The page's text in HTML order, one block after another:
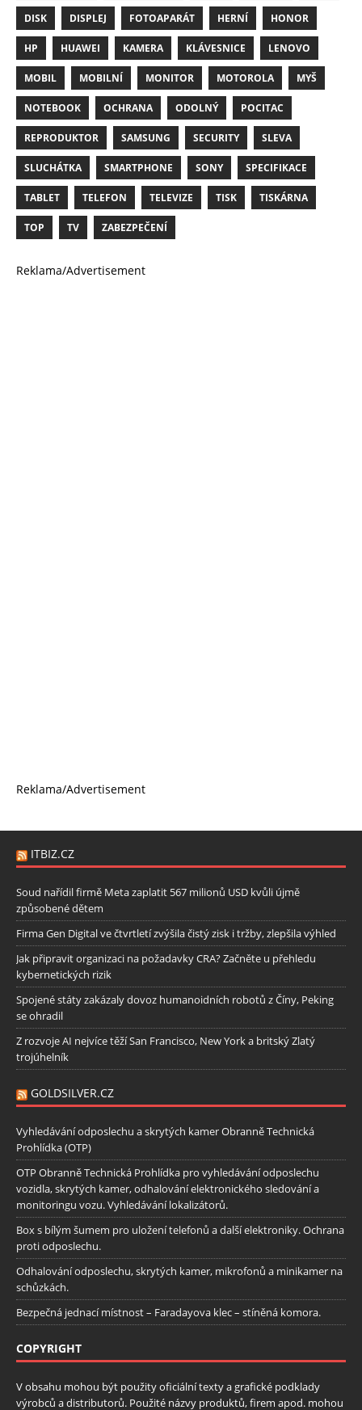
DISK DISPLEJ FOTOAPARÁT HERNÍ HONOR
HP HUAWEI KAMERA KLÁVESNICE LENOVO
MOBIL MOBILNÍ MONITOR MOTOROLA MYŠ
NOTEBOOK OCHRANA ODOLNÝ POCITAC
REPRODUKTOR SAMSUNG SECURITY SLEVA
SLUCHÁTKA SMARTPHONE SONY SPECIFIKACE
TABLET TELEFON TELEVIZE TISK TISKÁRNA
TOP TV ZABEZPEČENÍ
Reklama/Advertisement
Reklama/Advertisement
ITBIZ.CZ
Soud nařídil firmě Meta zaplatit 567 milionů USD kvůli újmě
způsobené dětem
Firma Gen Digital ve čtvrtletí zvýšila čistý zisk i tržby, zlepšila výhled
Jak připravit organizaci na požadavky CRA? Začněte u přehledu
kybernetických rizik
Spojené státy zakázaly dovoz humanoidních robotů z Číny, Peking
se ohradil
Z rozvoje AI nejvíce těží San Francisco, New York a britský Zlatý
trojúhelník
GOLDSILVER.CZ
Vyhledávání odposlechu a skrytých kamer Obranně Technická
Prohlídka (OTP)
OTP Obranně Technická Prohlídka pro vyhledávání odposlechu
vozidla, skrytých kamer, odhalování elektronického sledování a
monitoringu vozu. Vyhledávání lokalizátorů.
Box s bílým šumem pro uložení telefonů a další elektroniky. Ochrana
proti odposlechu.
Odhalování odposlechu, skrytých kamer, mikrofonů a minikamer na
schůzkách.
Bezpečná jednací místnost – Faradayova klec – stíněná komora.
COPYRIGHT
V obsahu mohou být použity oficiální texty a grafické podklady
výrobců a distributorů. Použité názvy produktů, firem apod. mohou